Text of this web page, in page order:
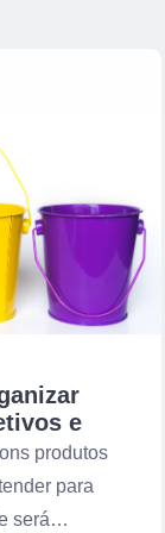
e
produtos
para
será